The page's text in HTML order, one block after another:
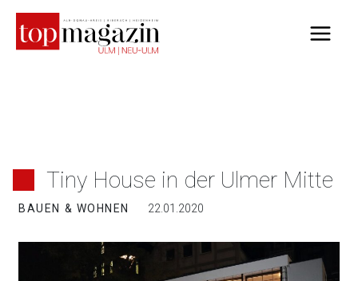
Inhalt
springen
Tiny House in der Ulmer Mitte
BAUEN & WOHNEN 22.01.2020